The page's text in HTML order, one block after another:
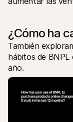
¿Cómo ha
También
hábitos de
año.